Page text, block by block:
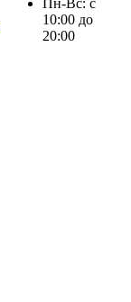
10:00 до
20:00